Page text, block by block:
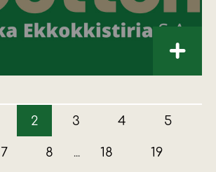
+
2 3 4 5
7 8 ... 18 19